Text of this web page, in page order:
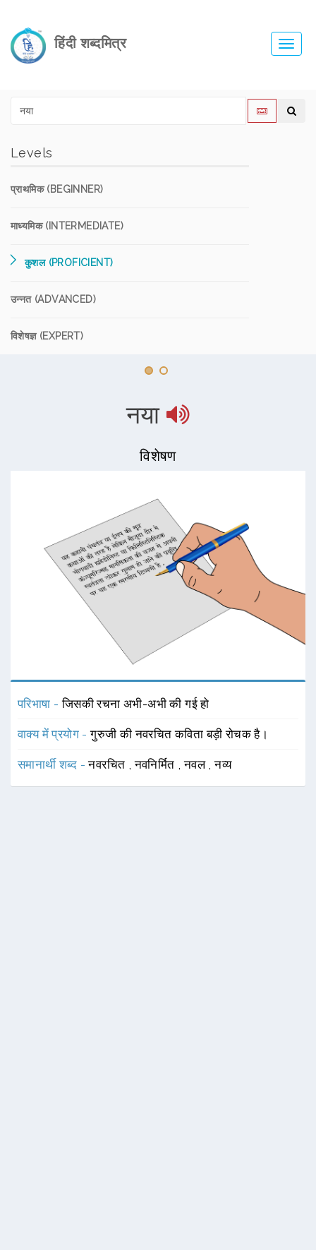
हिंदी शब्दमित्र
Levels
प्राथमिक (BEGINNER)
माध्यमिक (INTERMEDIATE)
कुशल (PROFICIENT)
उन्नत (ADVANCED)
विशेषज्ञ (EXPERT)
नया
विशेषण
परिभाषा -जिसकी रचना अभी-अभी की गई हो
वाक्य में प्रयोग -गुरुजी की नवरचित कविता बड़ी रोचक है।
समानार्थी शब्द -नवरचित ,नवनिर्मित ,नवल ,नव्य